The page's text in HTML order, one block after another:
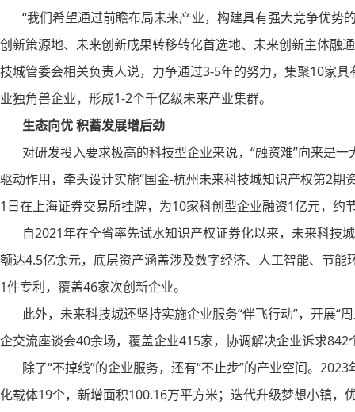
“我们希望通过前瞻布局未来产业，构建具有强大竞争优势
创新策源地、未来创新成果转移转化首选地、未来创新主体融
技城管委会相关负责人说，力争通过3-5年的努力，集聚10家
业独角兽企业，形成1-2个千亿级未来产业集群。
生态向优 积蓄发展增后劲
对研发投入要求极高的科技型企业来说，“融资难”向来是一
驱动作用，牵头设计实施“国金-杭州未来科技城知识产权第2
1日在上海证券交易所挂牌，为10家科创型企业融资1亿元，约
自2021年在全省率先试水知识产权证券化以来，未来科技
额达4.5亿余元，底层资产涵盖涉及数字经济、人工智能、节
1件专利，覆盖46家次创新企业。
此外，未来科技城还坚持实施企业服务“伴飞行动”，开展“
企交流座谈会40余场，覆盖企业415家，协调解决企业诉求842
除了“不掉线”的企业服务，还有“不止步”的产业空间。
化载体19个，新增面积100.16万平方米；迭代升级梦想小镇，